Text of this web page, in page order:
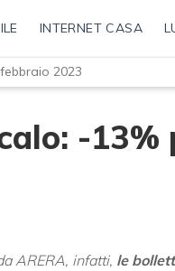
INTERNET CASA
2023
-13%
ARERA, infatti, le